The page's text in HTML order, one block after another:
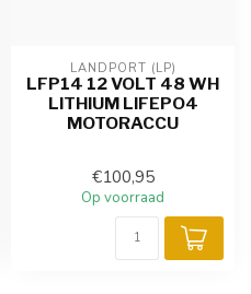
LANDPORT (LP)
LFP14 12 VOLT 48 WH
LITHIUM LIFEPO4
MOTORACCU
€100,95
Op voorraad